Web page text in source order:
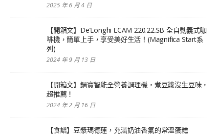
2025 年 6 月 4 日
【開箱文】De’Longhi ECAM 220.22.SB 全自動義式咖
啡機，簡單上手，享受美好生活！(Magnifica Start系
列)
2024 年 9 月 13 日
【開箱文】鍋寶智能全營養調理機，煮豆漿沒生豆味，
超推薦！
2024 年 2 月 16 日
【食譜】豆漿瑪德蓮，充滿奶油香氣的常溫蛋糕